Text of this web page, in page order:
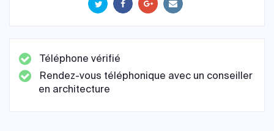
Téléphone vérifié
Rendez-vous téléphonique avec un conseiller
en architecture